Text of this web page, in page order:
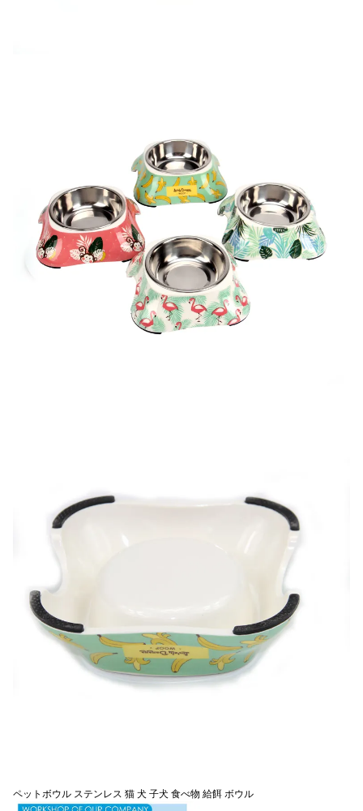
ペットボウル ステンレス 猫 犬 子犬 食べ物 給餌 ボウル